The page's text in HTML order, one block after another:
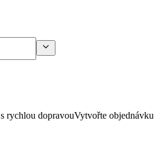
s rychlou dopravouVytvořte objednávku